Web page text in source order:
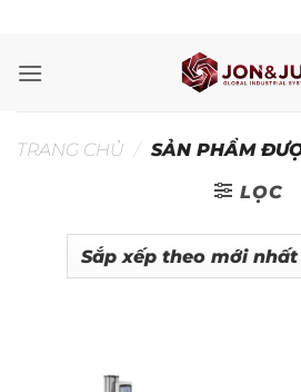
nội
TRANG CHỦ / SẢN PHẨM
LỌC